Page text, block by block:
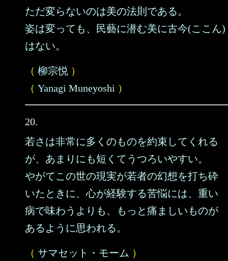
ただ変らないのは美の法則である。
姿は変っても、民藝に潜む美に古今(ここん)
はない。
（ 柳宗悦 ）
（ Yanagi Muneyoshi ）
20.
若さは非常に多くのものを約束してくれる
が、あまりにも短くてうつろいやすい。
やがてこの世の現実が若者の幻想を打ち砕
いたときに、心が経験する苦悩には、重い
病で味わうよりも、もっと痛ましいものが
あるように思われる。
（ サマセット・モーム ）